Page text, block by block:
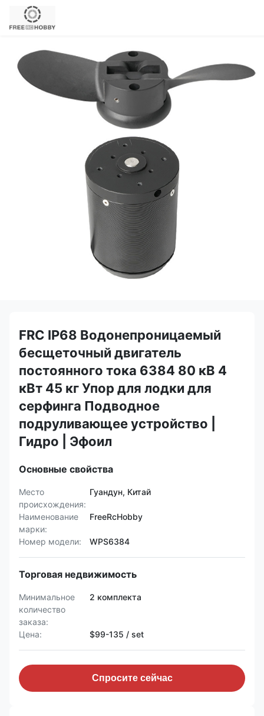
FRC IP68 Водонепроницаемый
бесщеточный двигатель
постоянного тока 6384 80 кВ 4
кВт 45 кг Упор для лодки для
серфинга Подводное
подруливающее устройство |
Гидро | Эфоил
Основные свойства
Место
происхождения:
Гуандун, Китай
Наименование
марки:
FreeRcHobby
Номер модели: WPS6384
Торговая недвижимость
Минимальное
количество
заказа:
2 комплекта
Цена: $99-135 / set
Спросите сейчас